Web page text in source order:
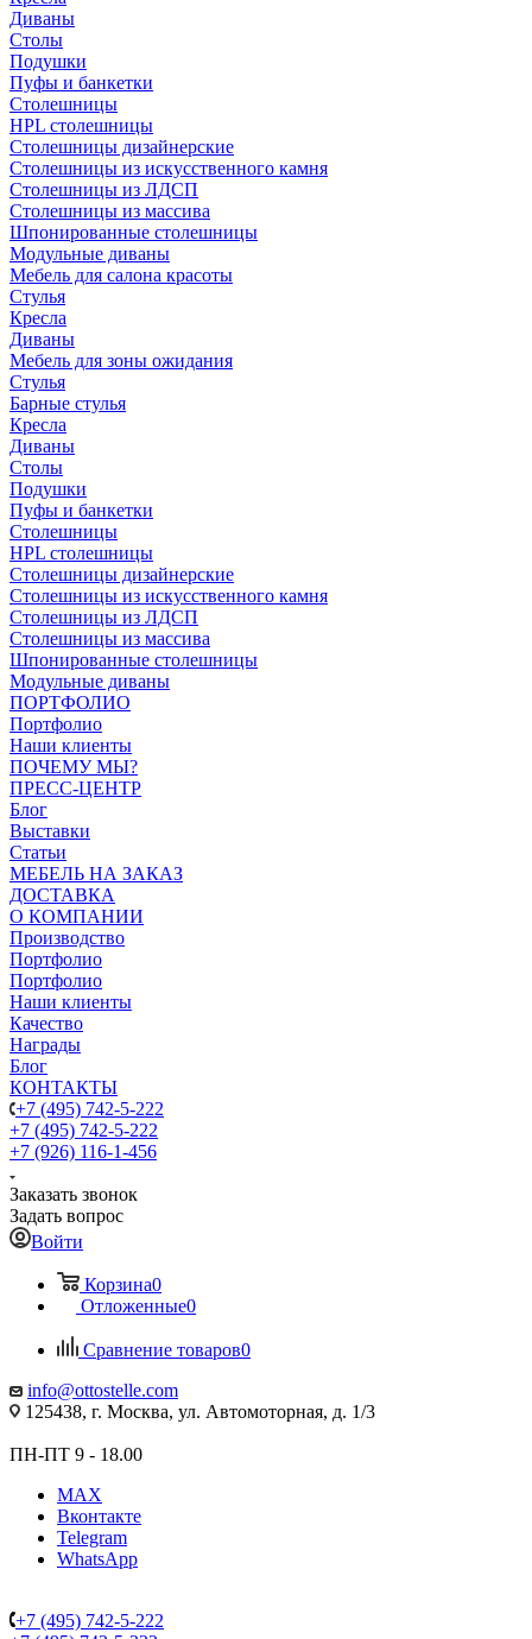
Диваны
Столы
Подушки
Пуфы и банкетки
Столешницы
HPL столешницы
Столешницы дизайнерские
Столешницы из искусственного камня
Столешницы из ЛДСП
Столешницы из массива
Шпонированные столешницы
Модульные диваны
Мебель для салона красоты
Стулья
Кресла
Диваны
Мебель для зоны ожидания
Стулья
Барные стулья
Кресла
Диваны
Столы
Подушки
Пуфы и банкетки
Столешницы
HPL столешницы
Столешницы дизайнерские
Столешницы из искусственного камня
Столешницы из ЛДСП
Столешницы из массива
Шпонированные столешницы
Модульные диваны
ПОРТФОЛИО
Портфолио
Наши клиенты
ПОЧЕМУ МЫ?
ПРЕСС-ЦЕНТР
Блог
Выставки
Статьи
МЕБЕЛЬ НА ЗАКАЗ
ДОСТАВКА
О КОМПАНИИ
Производство
Портфолио
Портфолио
Наши клиенты
Качество
Награды
Блог
КОНТАКТЫ
+7 (495) 742-5-222
+7 (495) 742-5-222
+7 (926) 116-1-456
Заказать звонок
Задать вопрос
Войти
Корзина0
Отложенные0
Сравнение товаров0
info@ottostelle.com
125438, г. Москва, ул. Автомоторная, д. 1/3
ПН-ПТ 9 - 18.00
MAX
Вконтакте
Telegram
WhatsApp
+7 (495) 742-5-222